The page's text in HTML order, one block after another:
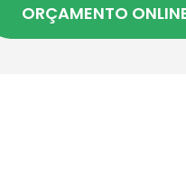
ORÇAMENTO